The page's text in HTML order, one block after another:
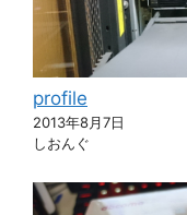
profile
2013年8月7日
しおんぐ